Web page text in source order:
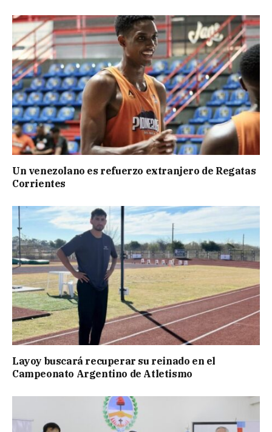
Un venezolano es refuerzo extranjero de Regatas
Corrientes
Layoy buscará recuperar su reinado en el
Campeonato Argentino de Atletismo